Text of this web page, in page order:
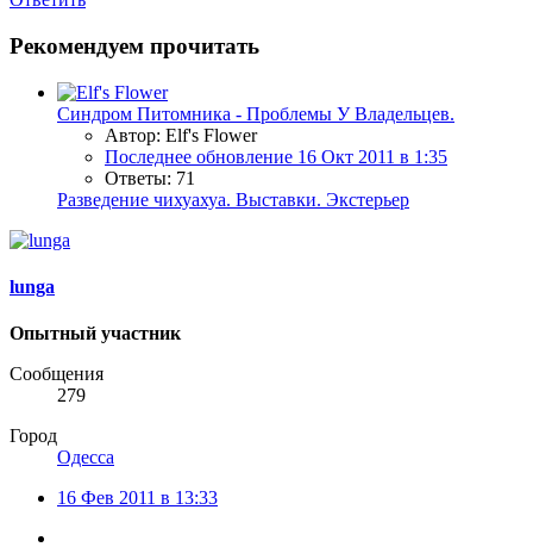
Рекомендуем прочитать
Синдром Питомника - Проблемы У Владельцев.
Автор: Elf's Flower
Последнее обновление 16 Окт 2011 в 1:35
Ответы: 71
Разведение чихуахуа. Выставки. Экстерьер
lunga
Опытный участник
Сообщения
279
Город
Одесса
16 Фев 2011 в 13:33